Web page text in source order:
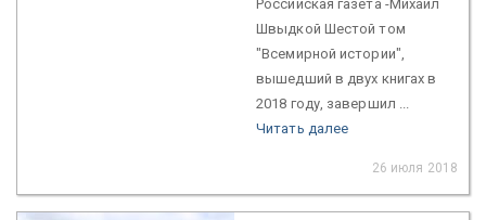
Российская газета -Михаил
Швыдкой Шестой том
"Всемирной истории",
вышедший в двух книгах в
2018 году, завершил ...
Читать далее
26 июля 2018